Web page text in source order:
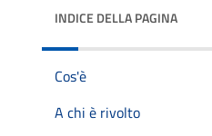
INDICE DELLA PAGINA
Cos'è
A chi è rivolto